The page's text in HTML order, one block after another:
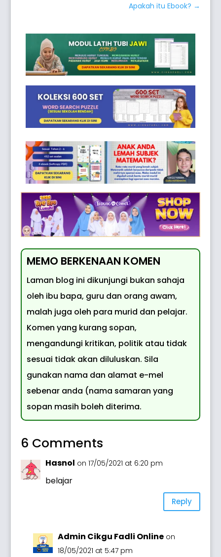
Apakah itu Ebook? →
MEMO BERKENAAN KOMEN
Laman blog ini dikunjungi bukan sahaja
oleh ibu bapa, guru dan orang awam,
malah juga oleh para murid dan pelajar.
Komen yang kurang sopan,
mengandungi kritikan, politik atau tidak
sesuai tidak akan diluluskan. Sila
gunakan nama dan alamat e-mel
sebenar anda (nama samaran yang
sopan masih boleh diterima.
6 Comments
Hasnol on 17/05/2021 at 6:20 pm
belajar
Reply
Admin Cikgu Fadli Online on
18/05/2021 at 5:47 pm